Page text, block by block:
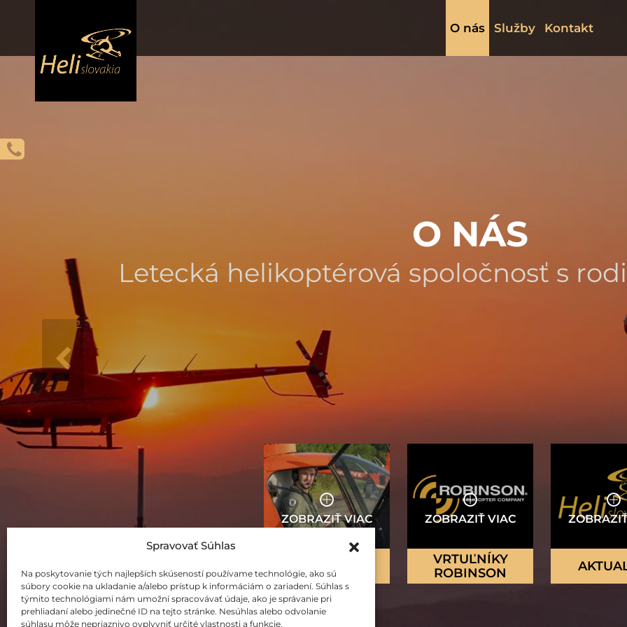
Spravovať Súhlas
Na poskytovanie tých najlepších skúseností používame technológie, ako sú
súbory cookie na ukladanie a/alebo prístup k informáciám o zariadení. Súhlas s
týmito technológiami nám umožní spracovávať údaje, ako je správanie pri
prehliadaní alebo jedinečné ID na tejto stránke. Nesúhlas alebo odvolanie
súhlasu môže nepriaznivo ovplyvniť určité vlastnosti a funkcie.
O nás Služby Kontakt
O NÁS
Letecká helikoptérová spoločnosť s
VRTUĽNÍKY
ROBINSON